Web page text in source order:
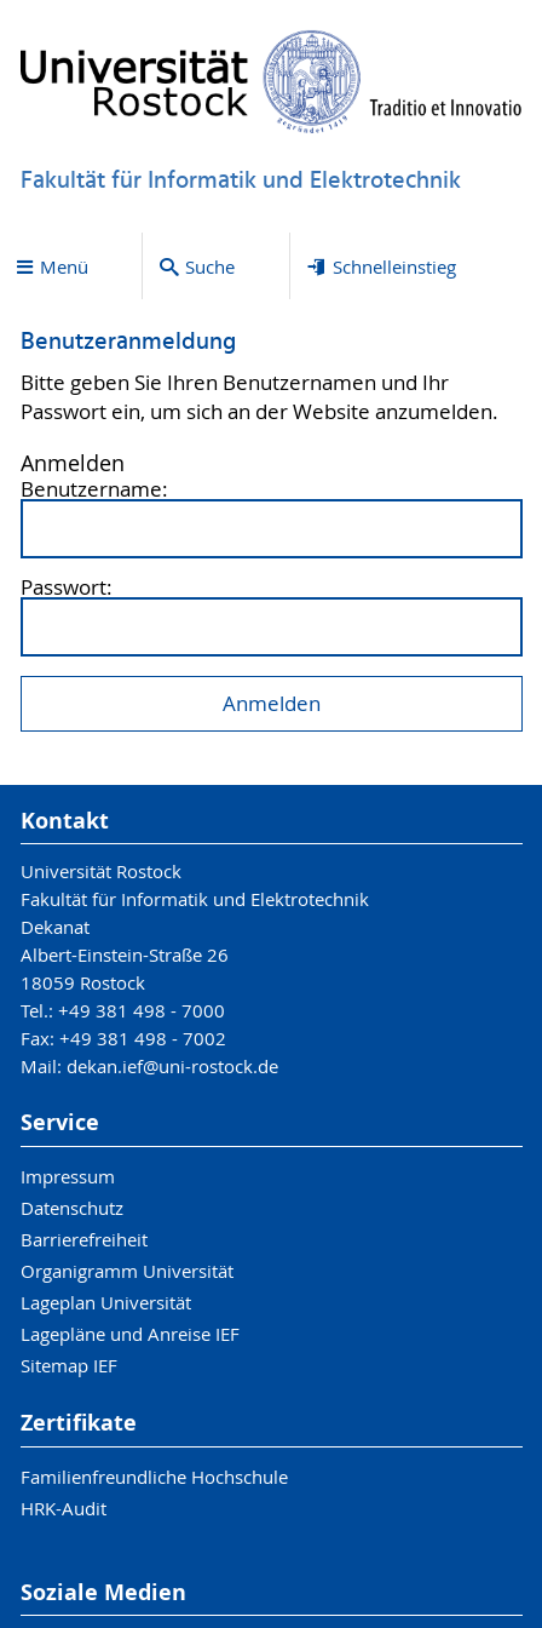
Fakultät für Informatik und Elektrotechnik
Menü Suche Schnelleinstieg
Benutzeranmeldung
Bitte geben Sie Ihren Benutzernamen und Ihr
Passwort ein, um sich an der Website anzumelden.
Anmelden
Benutzername:
Passwort:
Kontakt
Universität Rostock
Fakultät für Informatik und Elektrotechnik
Dekanat
Albert-Einstein-Straße 26
18059 Rostock
Tel.: +49 381 498 - 7000
Fax: +49 381 498 - 7002
Mail: dekan.ief@uni-rostock.de
Service
Impressum
Datenschutz
Barrierefreiheit
Organigramm Universität
Lageplan Universität
Lagepläne und Anreise IEF
Sitemap IEF
Zertifikate
Familienfreundliche Hochschule
HRK-Audit
Soziale Medien